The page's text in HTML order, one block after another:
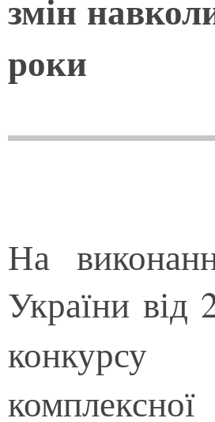
змін
роки
На
України
конкурсу